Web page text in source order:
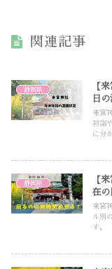
関連記事
静岡県
【
日
来宮
初詣
に分
静岡県
【
在
来宮
ル別
す。